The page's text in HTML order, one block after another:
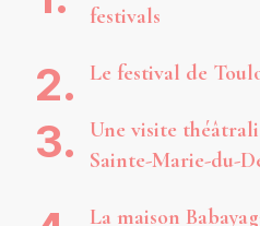
festivals
Le festival de
Une visite
Sainte-Marie-du-
La maison